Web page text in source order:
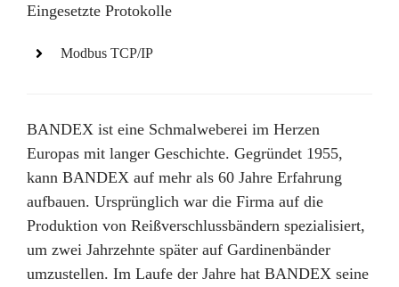
Eingesetzte Protokolle
Modbus TCP/IP
BANDEX ist eine Schmalweberei im Herzen
Europas mit langer Geschichte. Gegründet 1955,
kann BANDEX auf mehr als 60 Jahre Erfahrung
aufbauen. Ursprünglich war die Firma auf die
Produktion von Reißverschlussbändern spezialisiert,
um zwei Jahrzehnte später auf Gardinenbänder
umzustellen. Im Laufe der Jahre hat BANDEX seine